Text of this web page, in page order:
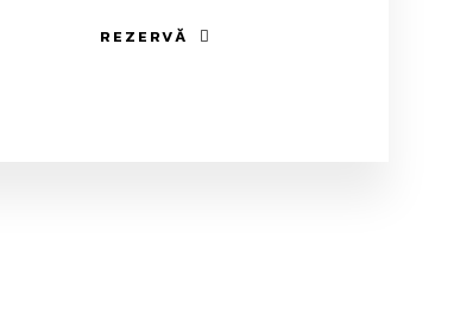
REZERVĂ